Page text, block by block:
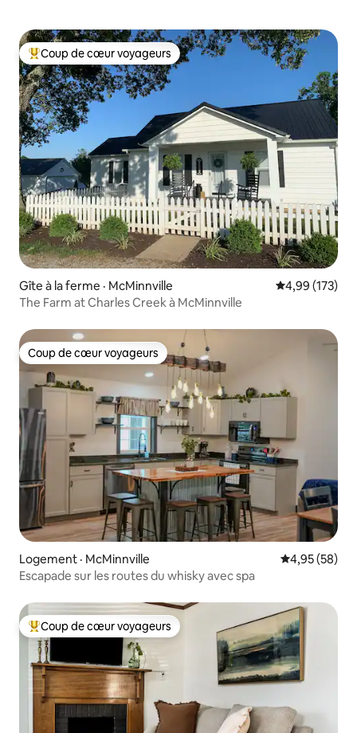
Coup de cœur voyageurs parmi les plus aimés
Coup de cœur voyageurs
Gîte à la ferme · McMinnville Note
4,99 (173)
The Farm at Charles Creek à McMinnville
Coup de cœur voyageurs
Coup de cœur voyageurs
Logement · McMinnville Note
4,95 (58)
Escapade sur les routes du whisky avec spa
Coup de cœur voyageurs parmi les plus aimés
Coup de cœur voyageurs